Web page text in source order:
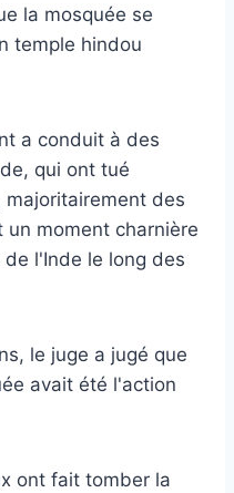
la mosquée se
temple hindou
a conduit à des
qui ont tué
des
un moment charnière
l'Inde le long des
le juge a jugé que
avait été l'action
ont fait tomber la